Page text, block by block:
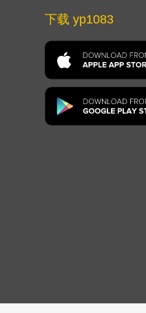
下载 yp1083